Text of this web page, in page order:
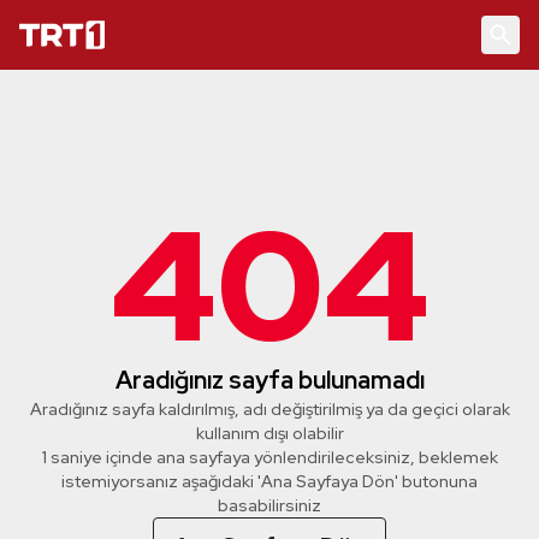
404
Aradığınız sayfa bulunamadı
Aradığınız sayfa kaldırılmış, adı değiştirilmiş ya da geçici olarak
kullanım dışı olabilir
1 saniye içinde ana sayfaya yönlendirileceksiniz, beklemek
istemiyorsanız aşağıdaki 'Ana Sayfaya Dön' butonuna
basabilirsiniz